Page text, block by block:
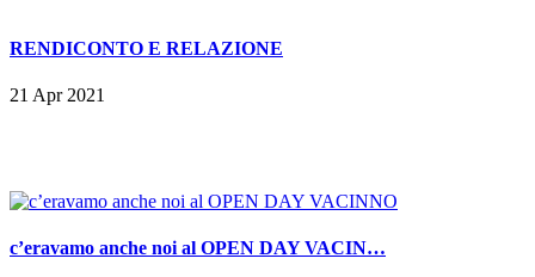
RENDICONTO E RELAZIONE
21 Apr 2021
c’eravamo anche noi al OPEN DAY VACIN…